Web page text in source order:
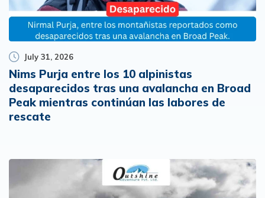
July 31, 2026
Nims Purja entre los 10 alpinistas
desaparecidos tras una avalancha en Broad
Peak mientras continúan las labores de
rescate